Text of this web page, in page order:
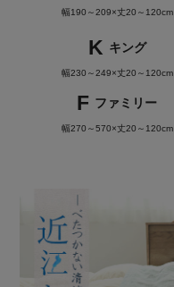
幅190～209×丈20～120cm
K キング
幅230～249×丈20～120cm
F ファミリー
幅270～570×丈20～120cm